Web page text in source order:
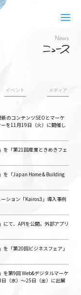
News
イベント メディア
のコンテンツSEOとマーケ
を11月19日（火）に開催し
を「第21回産業ときめきフェ
を「Japan Home & Building
ション「Kairos3」導入事例
にて、APIを公開。外部アプリ
「第20回ビジネスフェア」
を第9回 Web&デジタルマーケ
（水）〜25日（金）に出展